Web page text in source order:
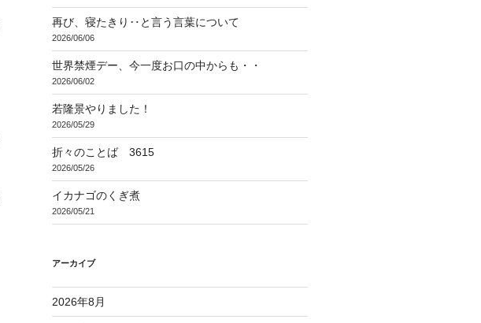
再び、寝たきり‥と言う言葉について
2026/06/06
世界禁煙デー、今一度お口の中からも・・
2026/06/02
若隆景やりました！
2026/05/29
折々のことば 3615
2026/05/26
イカナゴのくぎ煮
2026/05/21
アーカイブ
2026年8月